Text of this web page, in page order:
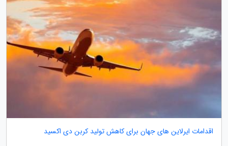
اقدامات ایرلاین های جهان برای کاهش تولید کربن دی اکسید